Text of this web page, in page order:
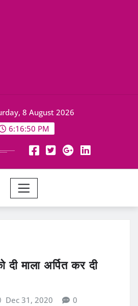
8 August 2026
6:16:51 PM
दी माला अर्पित कर दी
Dec 31, 2020 0